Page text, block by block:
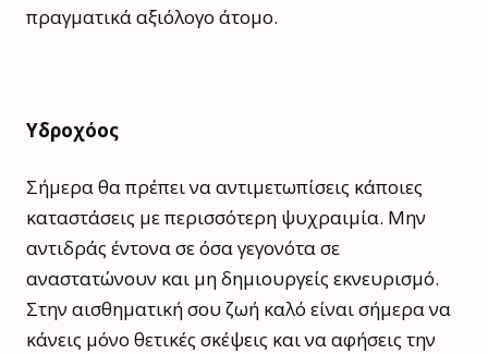
πραγματικά αξιόλογο άτομο.
Υδροχόος
Σήμερα θα πρέπει να αντιμετωπίσεις κάποιες
καταστάσεις με περισσότερη ψυχραιμία. Μην
αντιδράς έντονα σε όσα γεγονότα σε
αναστατώνουν και μη δημιουργείς εκνευρισμό.
Στην αισθηματική σου ζωή καλό είναι σήμερα να
κάνεις μόνο θετικές σκέψεις και να αφήσεις την